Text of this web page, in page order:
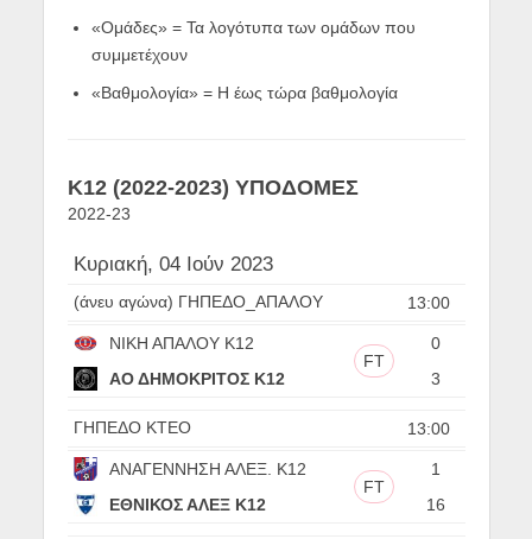
«Ομάδες» = Τα λογότυπα των ομάδων που
συμμετέχουν
«Βαθμολογία» = Η έως τώρα βαθμολογία
Κ12 (2022-2023) ΥΠΟΔΟΜΕΣ
2022-23
Κυριακή, 04 Ιούν 2023
13:00
(άνευ αγώνα) ΓΗΠΕΔΟ_ΑΠΑΛΟΥ
ΝΙΚΗ ΑΠΑΛΟΥ Κ12
0
FT
ΑΟ ΔΗΜΟΚΡΙΤΟΣ Κ12
3
13:00
ΓΗΠΕΔΟ ΚΤΕΟ
ΑΝΑΓΕΝΝΗΣΗ ΑΛΕΞ. Κ12
1
FT
ΕΘΝΙΚΟΣ ΑΛΕΞ Κ12
16